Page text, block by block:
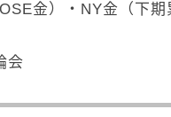
金）・NY金（下期
会